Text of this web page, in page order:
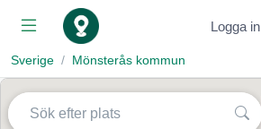
Logga in
Sverige Mönsterås kommun